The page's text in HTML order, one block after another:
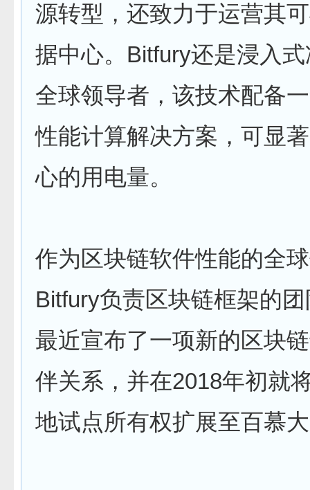
源转型，还致力于运营其
据中心。Bitfury还是浸入
全球领导者，该技术配备
性能计算解决方案，可显
心的用电量。
作为区块链软件性能的全
Bitfury负责区块链框架的
最近宣布了一项新的区块
伴关系，并在2018年初就
地试点所有权扩展至百慕